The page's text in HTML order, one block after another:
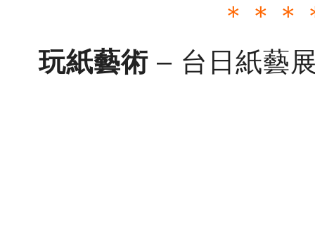
＊＊＊
玩紙藝術 – 台日紙藝